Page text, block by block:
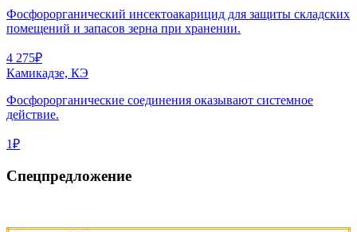
Фосфорорганический инсектоакарицид для защиты складских
помещений и запасов зерна при хранении.
4 275₽
Камикадзе, КЭ
Фосфорорганические соединения оказывают системное
действие.
1₽
Спецпредложение